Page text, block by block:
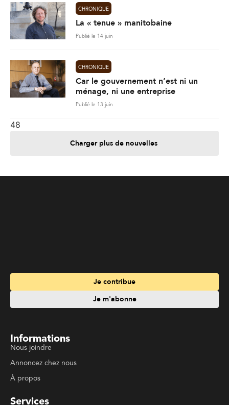
CHRONIQUE
La « tenue » manitobaine
Publié le 14 juin
CHRONIQUE
Car le gouvernement n’est ni un
ménage, ni une entreprise
Publié le 13 juin
48
Charger plus de nouvelles
Informations
Services
Travailler à La Liberté
Emplois en français